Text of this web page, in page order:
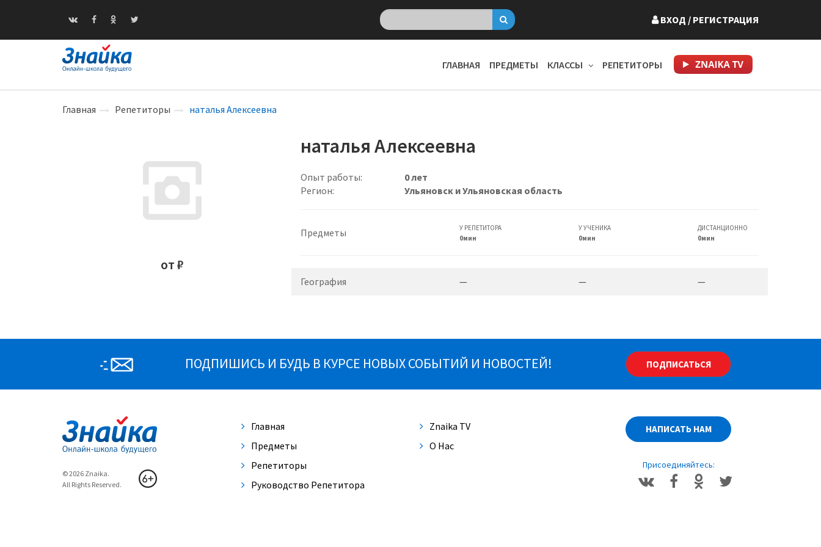
ВХОД / РЕГИСТРАЦИЯ
ГЛАВНАЯ ПРЕДМЕТЫ КЛАССЫ РЕПЕТИТОРЫ
Главная Репетиторы наталья Алексеевна
от ₽
наталья Алексеевна
Опыт работы:
0 лет
Регион:
Ульяновск и Ульяновская область
Предметы
У РЕПЕТИТОРА
0мин
У УЧЕНИКА
0мин
ДИСТАНЦИОННО
0мин
География — — —
ПОДПИШИСЬ И БУДЬ В КУРСЕ НОВЫХ СОБЫТИЙ И НОВОСТЕЙ! ПОДПИСАТЬСЯ
© 2026 Znaika.
All Rights Reserved.
Главная
Предметы
Репетиторы
Руководство Репетитора
Znaika TV
О Нас
НАПИСАТЬ НАМ
Присоединяйтесь: